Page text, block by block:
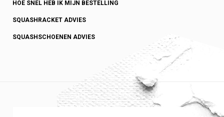
HOE SNEL HEB IK MIJN BESTELLING
SQUASHRACKET ADVIES
SQUASHSCHOENEN ADVIES